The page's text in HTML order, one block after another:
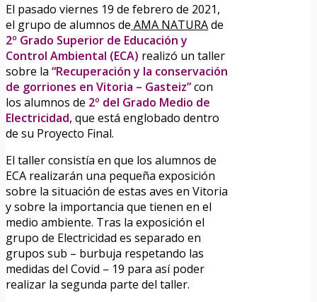
El pasado viernes 19 de febrero de 2021,
el grupo de alumnos de AMA NATURAde
2º Grado Superior de Educación y
Control Ambiental (ECA) realizó un taller
sobre la “Recuperación y la conservación
de gorriones en Vitoria – Gasteiz”con
los alumnos de 2º del Grado Medio de
Electricidad, que está englobado dentro
de su Proyecto Final.
El taller consistía en que los alumnos de
ECA realizarán una pequeña exposición
sobre la situación de estas aves en Vitoria
y sobre la importancia que tienen en el
medio ambiente. Tras la exposición el
grupo de Electricidad es separado en
grupos sub – burbuja respetando las
medidas del Covid – 19 para así poder
realizar la segunda parte del taller.